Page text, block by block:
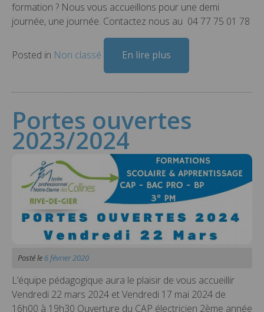
formation ? Nous vous accueillons pour une demi
journée, une journée. Contactez nous au 04 77 75 01 78
Posted in Non classé En lire plus
Portes ouvertes
2023/2024
Posté le 6 février 2020
L’équipe pédagogique aura le plaisir de vous accueillir
Vendredi 22 mars 2024 et Vendredi 17 mai 2024 de
16h00 à 19h30 Ouverture du CAP électricien 2ème année